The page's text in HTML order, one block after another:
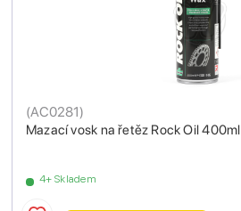
Mazací vosk na řetěz Rock Oil 400ml
(AC0281)
4+ Skladem